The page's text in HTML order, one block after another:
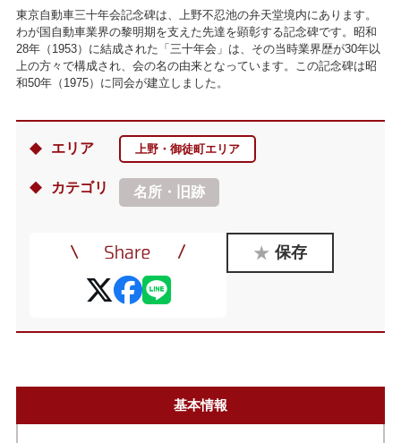
東京自動車三十年会記念碑は、上野不忍池の弁天堂境内にあります。
わが国自動車業界の黎明期を支えた先達を顕彰する記念碑です。昭和
28年（1953）に結成された「三十年会」は、その当時業界歴が30年以
上の方々で構成され、会の名の由来となっています。この記念碑は昭
和50年（1975）に同会が建立しました。
エリア 上野・御徒町エリア
カテゴリ 名所・旧跡
保存
基本情報